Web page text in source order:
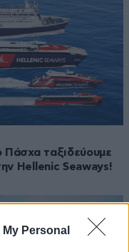
Personal
Πάσχα ταξιδεύουμε
Hellenic Seaways!